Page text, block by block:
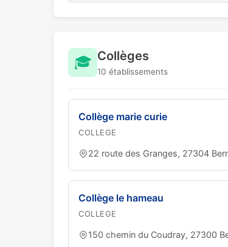
🎓 Collèges
10 établissements
Collège marie curie
COLLEGE
22 route des Granges, 27304
Collège le hameau
COLLEGE
150 chemin du Coudray, 27300